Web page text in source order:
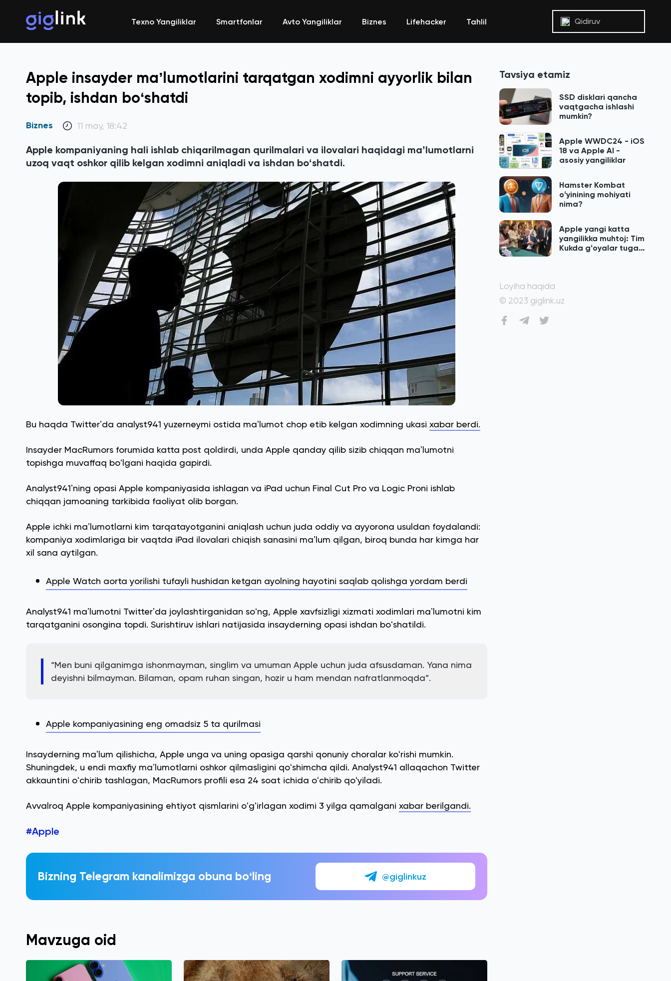
Texno Yangiliklar Smartfonlar Avto Yangiliklar Biznes Lifehacker Tahlil Qidiruv
Apple insayder maʼlumotlarini tarqatgan xodimni ayyorlik bilan
topib, ishdan boʻshatdi
Biznes 11 may, 18:42
Apple kompaniyaning hali ishlab chiqarilmagan qurilmalari va ilovalari haqidagi maʼlumotlarni
uzoq vaqt oshkor qilib kelgan xodimni aniqladi va ishdan boʻshatdi.
Bu haqda Twitterʼda analyst941 yuzerneymi ostida maʼlumot chop etib kelgan xodimning ukasi xabar berdi.
Insayder MacRumors forumida katta post qoldirdi, unda Apple qanday qilib sizib chiqqan maʼlumotni
topishga muvaffaq boʻlgani haqida gapirdi.
Analyst941ʼning opasi Apple kompaniyasida ishlagan va iPad uchun Final Cut Pro va Logic Proni ishlab
chiqqan jamoaning tarkibida faoliyat olib borgan.
Apple ichki maʼlumotlarni kim tarqatayotganini aniqlash uchun juda oddiy va ayyorona usuldan foydalandi:
kompaniya xodimlariga bir vaqtda iPad ilovalari chiqish sanasini maʼlum qilgan, biroq bunda har kimga har
xil sana aytilgan.
Apple Watch aorta yorilishi tufayli hushidan ketgan ayolning hayotini saqlab qolishga yordam berdi
Analyst941 maʼlumotni Twitterʼda joylashtirganidan soʻng, Apple xavfsizligi xizmati xodimlari maʼlumotni kim
tarqatganini osongina topdi. Surishtiruv ishlari natijasida insayderning opasi ishdan boʻshatildi.
“Men buni qilganimga ishonmayman, singlim va umuman Apple uchun juda afsusdaman. Yana nima
deyishni bilmayman. Bilaman, opam ruhan singan, hozir u ham mendan nafratlanmoqda”.
Apple kompaniyasining eng omadsiz 5 ta qurilmasi
Insayderning maʼlum qilishicha, Apple unga va uning opasiga qarshi qonuniy choralar koʻrishi mumkin.
Shuningdek, u endi maxfiy maʼlumotlarni oshkor qilmasligini qoʻshimcha qildi. Analyst941 allaqachon Twitter
akkauntini oʻchirib tashlagan, MacRumors profili esa 24 soat ichida oʻchirib qoʻyiladi.
Avvalroq Apple kompaniyasining ehtiyot qismlarini oʻgʻirlagan xodimi 3 yilga qamalgani xabar berilgandi.
#Apple
Bizning Telegram kanalimizga obuna boʻling @giglinkuz
Mavzuga oid
Tavsiya etamiz
SSD disklari qancha
vaqtgacha ishlashi
mumkin?
Apple WWDC24 - iOS
18 va Apple AI -
asosiy yangiliklar
Hamster Kombat
oʻyinining mohiyati
nima?
Apple yangi katta
yangilikka muhtoj: Tim
Kukda gʻoyalar tugab
Loyiha haqida
© 2023 giglink.uz